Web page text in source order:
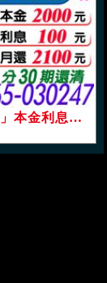
「台北借錢」本金利息可分30期攤還，誠信經營親切好借，6萬，本金2000利息100月還2100起「即樂貸」